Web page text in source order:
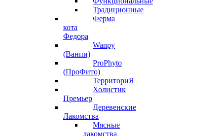
Традиционные
Ферма
кота
Федора
Wanpy
(Ванпи)
ProPhyto
(ПроФито)
ТерриториЯ
Холистик
Премьер
Деревенские
Лакомства
Мясные
лакомства